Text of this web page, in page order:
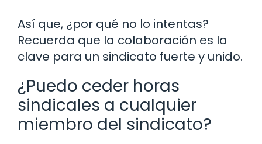
Así que, ¿por qué no lo intentas?
Recuerda que la colaboración es la
clave para un sindicato fuerte y unido.
¿Puedo ceder horas
sindicales a cualquier
miembro del sindicato?